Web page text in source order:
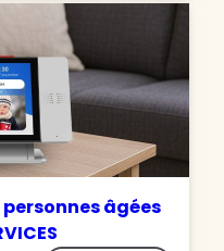
âgées